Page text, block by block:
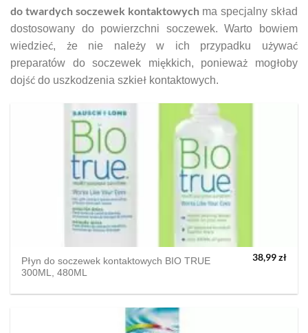
do twardych soczewek kontaktowychma specjalny skład
dostosowany do powierzchni soczewek. Warto bowiem
wiedzieć, że nie należy w ich przypadku używać
preparatów do soczewek miękkich, ponieważ mogłoby
dojść do uszkodzenia szkieł kontaktowych.
Płyn do soczewek kontaktowych BIO TRUE
300ML, 480ML
38,99zł